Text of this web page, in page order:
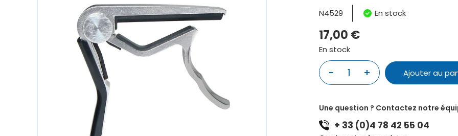
N4529
En stock
17,00 €
En stock
-
quantité
GEWA
GUITARE
CLASSIQUE
+ Ajouter au
Une question ? Contactez notre
+ 33 (0)4 78 42 55 04